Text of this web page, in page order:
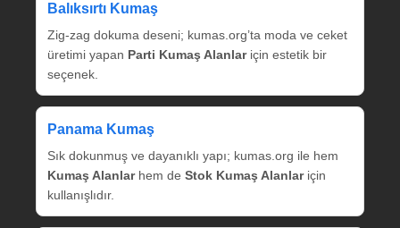
Balıksırtı Kumaş
Zig‑zag dokuma deseni; kumas.org’ta moda ve ceket
üretimi yapan Parti Kumaş Alanlariçin estetik bir
seçenek.
Panama Kumaş
Sık dokunmuş ve dayanıklı yapı; kumas.org ile hem
Kumaş Alanlarhem de Stok Kumaş Alanlariçin
kullanışlıdır.